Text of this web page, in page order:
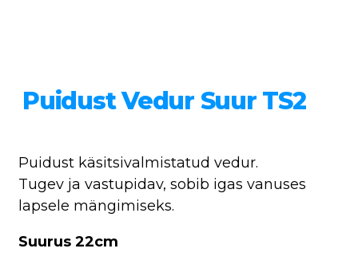
Puidust Vedur Suur TS2
Puidust käsitsivalmistatud vedur.
Tugev ja vastupidav, sobib igas vanuses
lapsele mängimiseks.
Suurus 22cm